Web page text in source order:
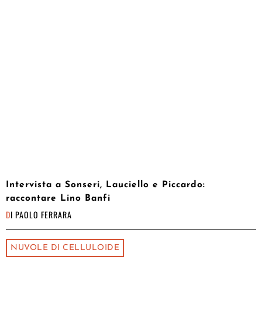
Intervista a Sonseri, Lauciello e Piccardo:
raccontare Lino Banfi
DI PAOLO FERRARA
NUVOLE DI CELLULOIDE